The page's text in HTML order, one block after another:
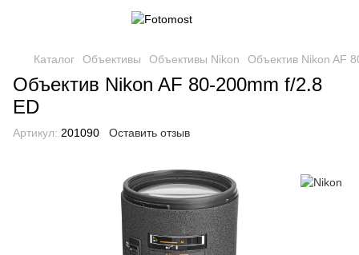
Каталог Объективы Объективы Nikon Объектив Nikon AF
Объектив Nikon AF 80-200mm f/2.8
ED
Артикул: 201090 Оставить отзыв